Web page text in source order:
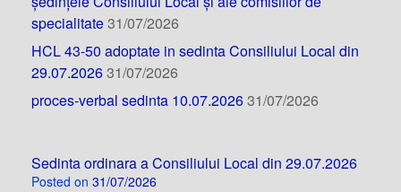
specialitate31/07/2026
HCL 43-50 adoptate in sedinta Consiliului Local din
29.07.202631/07/2026
proces-verbal sedinta 10.07.202631/07/2026
Sedinta ordinara a Consiliului Local din 29.07.2026
Posted on 31/07/2026